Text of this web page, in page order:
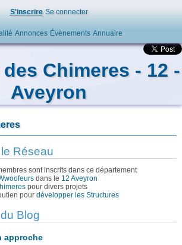
Annonces Évènements Annuaire
S'inscrire Se connecter
Chimeres - 12 -
Aveyron
Réseau
sont inscrits dans ce département
dans le 12 Aveyron
pour divers projets
pour développer les Structures
Blog
approche